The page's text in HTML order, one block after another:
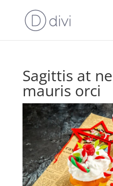
Sagittis at
mauris orci